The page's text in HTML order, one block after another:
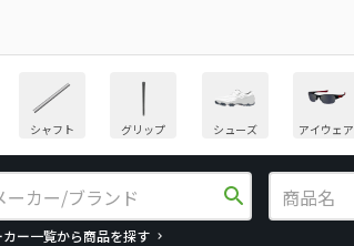
シャフト グリップ シューズ アイウェア
search
カー一覧から商品を探す